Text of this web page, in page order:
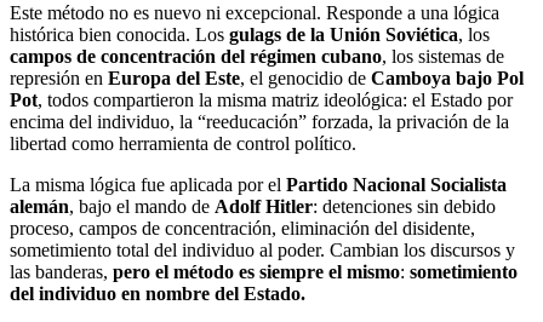
Este método no es nuevo ni excepcional. Responde a una lógica
histórica bien conocida. Los gulags de la Unión Soviética, los
campos de concentración del régimen cubano, los sistemas de
represión en Europa del Este, el genocidio de Camboya bajo Pol
Pot, todos compartieron la misma matriz ideológica: el Estado por
encima del individuo, la “reeducación” forzada, la privación de la
libertad como herramienta de control político.
La misma lógica fue aplicada por el Partido Nacional Socialista
alemán, bajo el mando de Adolf Hitler: detenciones sin debido
proceso, campos de concentración, eliminación del disidente,
sometimiento total del individuo al poder. Cambian los discursos y
las banderas, pero el método es siempre el mismo: sometimiento
del individuo en nombre del Estado.